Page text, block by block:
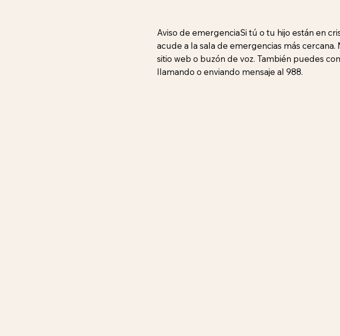
Aviso de emergenciaSi tú o tu hijo están en
acude a la sala de emergencias más
sitio web o buzón de voz. También puedes
llamando o enviando mensaje al 988.